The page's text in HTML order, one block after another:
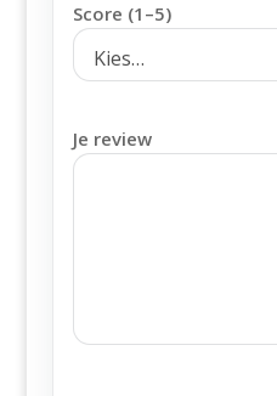
Score (1–5)
Je review